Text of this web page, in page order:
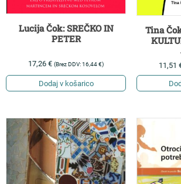
Lucija Čok: SREČKO IN
PETER
17,26€ (Brez DDV:16,44€)
Dodaj v košarico
Tina
11,51